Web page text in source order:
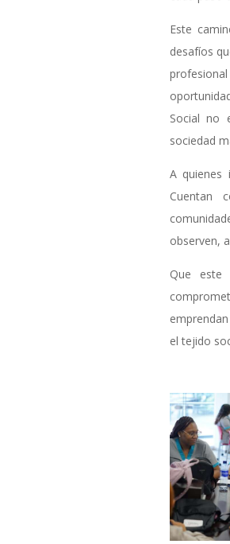
Este
desafíos
Social no
sociedad
A quienes
Cuentan
observen,
Que
el tejido